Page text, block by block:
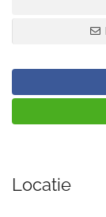
Locatie